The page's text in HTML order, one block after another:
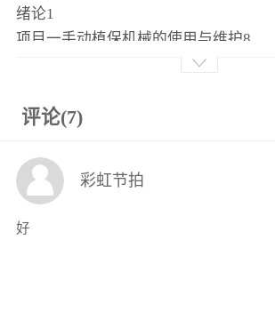
绪论1
项目一手动植保机械的使用与维护8
任务1背负式手动喷雾器的使用与维护8
任务3踏板式喷雾器的使用与维护19
任务1汽油机的使用与维护26
任务2背负式动力喷雾机的使用与维护44
任务4担架式机动喷雾机的使用与维护61
评论(7)
彩虹节拍
好